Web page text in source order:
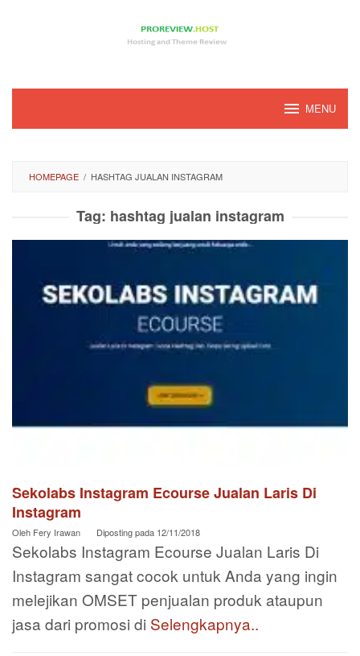
MENU
HOMEPAGE / HASHTAG JUALAN INSTAGRAM
Tag: hashtag jualan instagram
Sekolabs Instagram Ecourse Jualan Laris Di
Instagram
Oleh Fery Irawan Diposting pada 12/11/2018
Sekolabs Instagram Ecourse Jualan Laris Di
Instagram sangat cocok untuk Anda yang ingin
melejikan OMSET penjualan produk ataupun
jasa dari promosi di Selengkapnya..